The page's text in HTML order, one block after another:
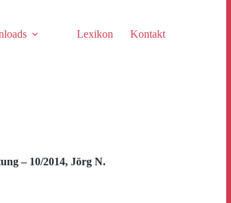
Lexikon Kontakt
– 10/2014, Jörg N.